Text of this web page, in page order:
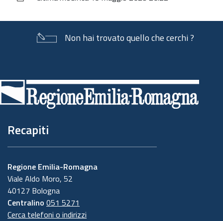
Non hai trovato quello che cerchi ?
di
pagina
Recapiti
Regione Emilia-Romagna
Viale Aldo Moro, 52
40127 Bologna
Centralino 051 5271
Cerca telefoni o indirizzi